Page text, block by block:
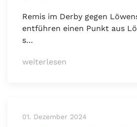
Remis im Derby gegen
entführen einen Punkt aus
s…
weiterlesen
01. Dezember 2024